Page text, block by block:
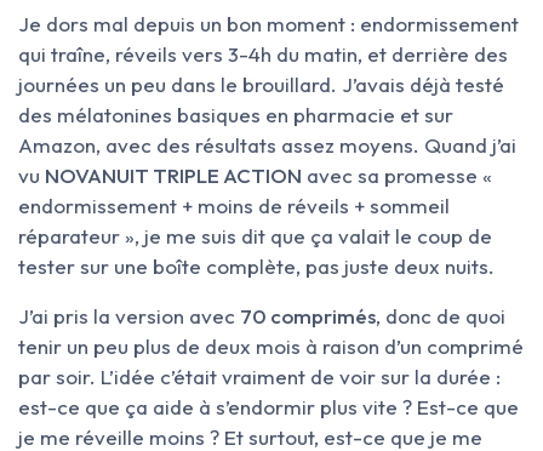
Je dors mal depuis un bon moment : endormissement
qui traîne, réveils vers 3-4h du matin, et derrière des
journées un peu dans le brouillard. J’avais déjà testé
des mélatonines basiques en pharmacie et sur
Amazon, avec des résultats assez moyens. Quand j’ai
vu NOVANUIT TRIPLE ACTION avec sa promesse «
endormissement + moins de réveils + sommeil
réparateur », je me suis dit que ça valait le coup de
tester sur une boîte complète, pas juste deux nuits.
J’ai pris la version avec 70 comprimés, donc de quoi
tenir un peu plus de deux mois à raison d’un comprimé
par soir. L’idée c’était vraiment de voir sur la durée :
est-ce que ça aide à s’endormir plus vite ? Est-ce que
je me réveille moins ? Et surtout, est-ce que je me